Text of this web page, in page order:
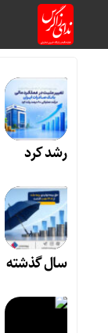
رشد کرد
سال گذشته